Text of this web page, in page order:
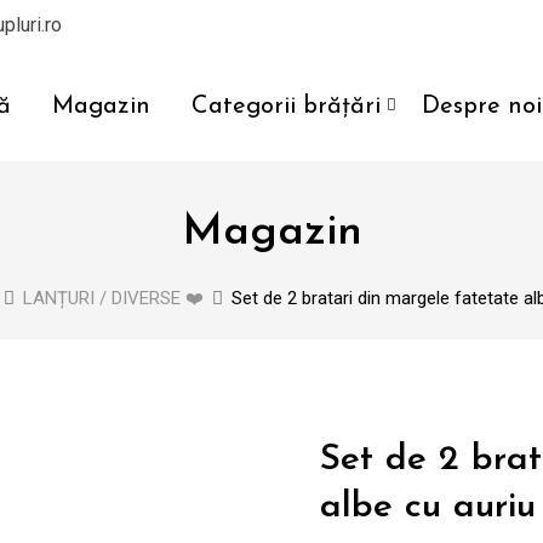
Magazin Categorii brățări Despre noi
Magazin
LANȚURI / DIVERSE ❤️ Set de 2 bratari din margele fatetate
Set de 2
albe cu auriu